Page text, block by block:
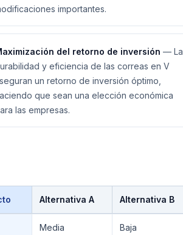
importantes.
del retorno de inversión — La
y eficiencia de las correas en V
un retorno de inversión óptimo,
que sean una elección económica
las empresas.
Alternativa A Alternativa B
Media Baja